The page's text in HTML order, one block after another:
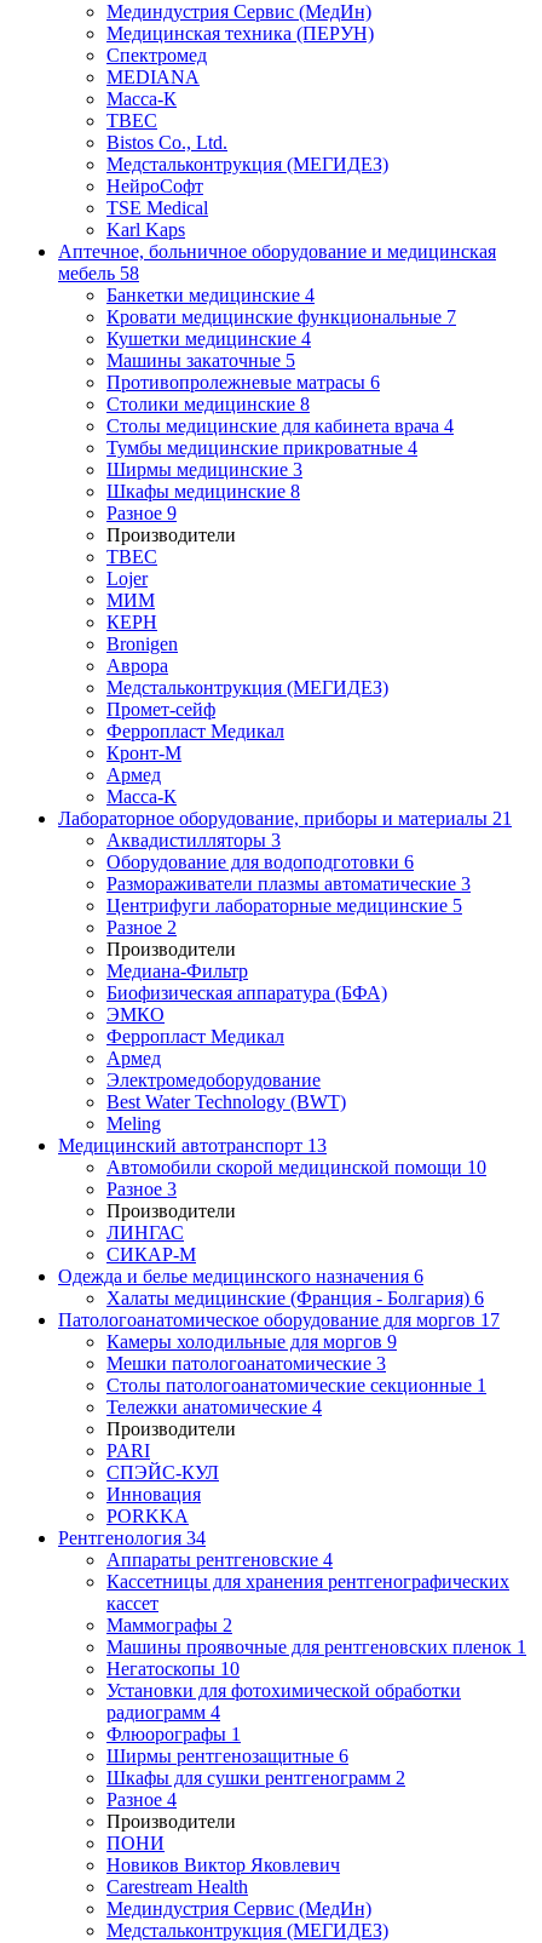
Мединдустрия Сервис (МедИн)
Медицинская техника (ПЕРУН)
Спектромед
MEDIANA
Масса-К
ТВЕС
Bistos Co., Ltd.
Медстальконтрукция (МЕГИДЕЗ)
НейроСофт
TSE Medical
Karl Kaps
Аптечное, больничное оборудование и медицинская
мебель 58
Банкетки медицинские 4
Кровати медицинские функциональные 7
Кушетки медицинские 4
Машины закаточные 5
Противопролежневые матрасы 6
Столики медицинские 8
Столы медицинские для кабинета врача 4
Тумбы медицинские прикроватные 4
Ширмы медицинские 3
Шкафы медицинские 8
Разное 9
Производители
ТВЕС
Lojer
МИМ
КЕРН
Bronigen
Аврора
Медстальконтрукция (МЕГИДЕЗ)
Промет-сейф
Ферропласт Медикал
Кронт-М
Армед
Масса-К
Лабораторное оборудование, приборы и материалы 21
Аквадистилляторы 3
Оборудование для водоподготовки 6
Размораживатели плазмы автоматические 3
Центрифуги лабораторные медицинские 5
Разное 2
Производители
Медиана-Фильтр
Биофизическая аппаратура (БФА)
ЭМКО
Ферропласт Медикал
Армед
Электромедоборудование
Best Water Technology (BWT)
Meling
Медицинский автотранспорт 13
Автомобили скорой медицинской помощи 10
Разное 3
Производители
ЛИНГАС
СИКАР-М
Одежда и белье медицинского назначения 6
Халаты медицинские (Франция - Болгария) 6
Патологоанатомическое оборудование для моргов 17
Камеры холодильные для моргов 9
Мешки патологоанатомические 3
Столы патологоанатомические секционные 1
Тележки анатомические 4
Производители
PARI
СПЭЙС-КУЛ
Инновация
PORKKA
Рентгенология 34
Аппараты рентгеновские 4
Кассетницы для хранения рентгенографических
кассет
Маммографы 2
Машины проявочные для рентгеновских пленок 1
Негатоскопы 10
Установки для фотохимической обработки
радиограмм 4
Флюорографы 1
Ширмы рентгенозащитные 6
Шкафы для сушки рентгенограмм 2
Разное 4
Производители
ПОНИ
Новиков Виктор Яковлевич
Carestream Health
Мединдустрия Сервис (МедИн)
Медстальконтрукция (МЕГИДЕЗ)